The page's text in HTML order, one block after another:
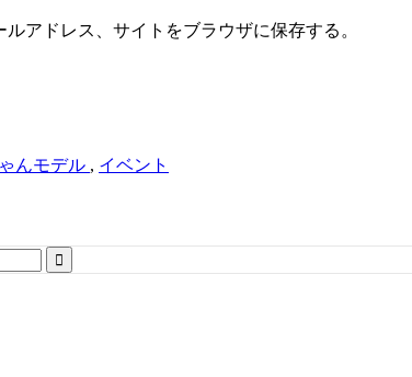
アドレス、サイトをブラウザに保存する。
んモデル , イベント